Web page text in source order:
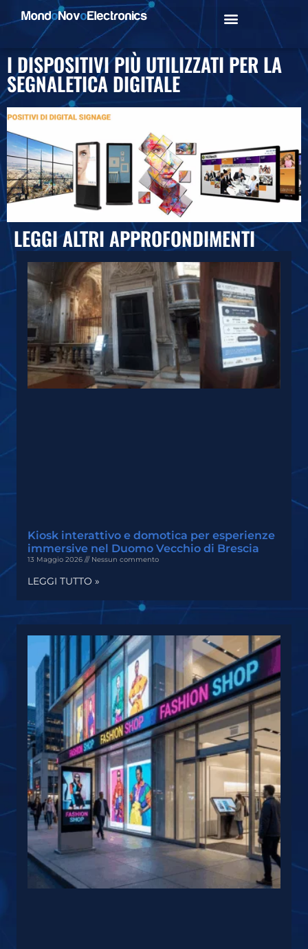
I DISPOSITIVI PIÙ UTILIZZATI PER LA
SEGNALETICA DIGITALE
LEGGI ALTRI APPROFONDIMENTI
Kiosk interattivo e domotica per esperienze
immersive nel Duomo Vecchio di Brescia
13 Maggio 2026 Nessun commento
LEGGI TUTTO »